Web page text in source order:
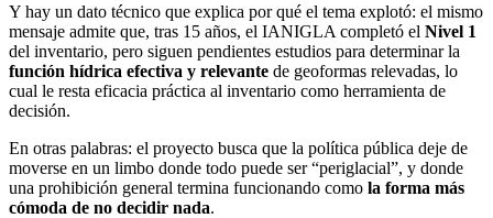
Y hay un dato técnico que explica por qué el tema explotó: el mismo
mensaje admite que, tras 15 años, el IANIGLA completó el Nivel 1
del inventario, pero siguen pendientes estudios para determinar la
función hídrica efectiva y relevante de geoformas relevadas, lo
cual le resta eficacia práctica al inventario como herramienta de
decisión.
En otras palabras: el proyecto busca que la política pública deje de
moverse en un limbo donde todo puede ser “periglacial”, y donde
una prohibición general termina funcionando como la forma más
cómoda de no decidir nada.